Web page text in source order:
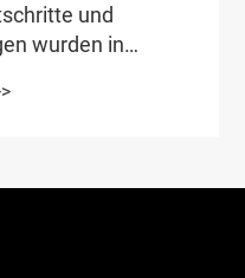
und
wurden in